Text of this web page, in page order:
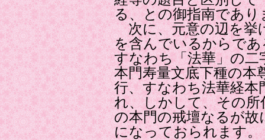
る、との御指南であり
次に、元意の辺を挙
を含んでいるからで
すなわち「法華」の二
本門寿量文底下種の本
行、すなわち法華経本
れ、しかして、その
の本門の戒壇なるが故
になっておられます。